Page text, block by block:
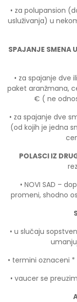
• za polupansion
usluživanja) u
SPAJANJE SMENA
• za spajanje dve
paket aranžmana,
€ ( ne
• za spajanje dve
(od kojih je jedna
POLASCI IZ
• NOVI SAD –
promeni, shodno
• u slučaju
• termini oznaceni
• vaucer se